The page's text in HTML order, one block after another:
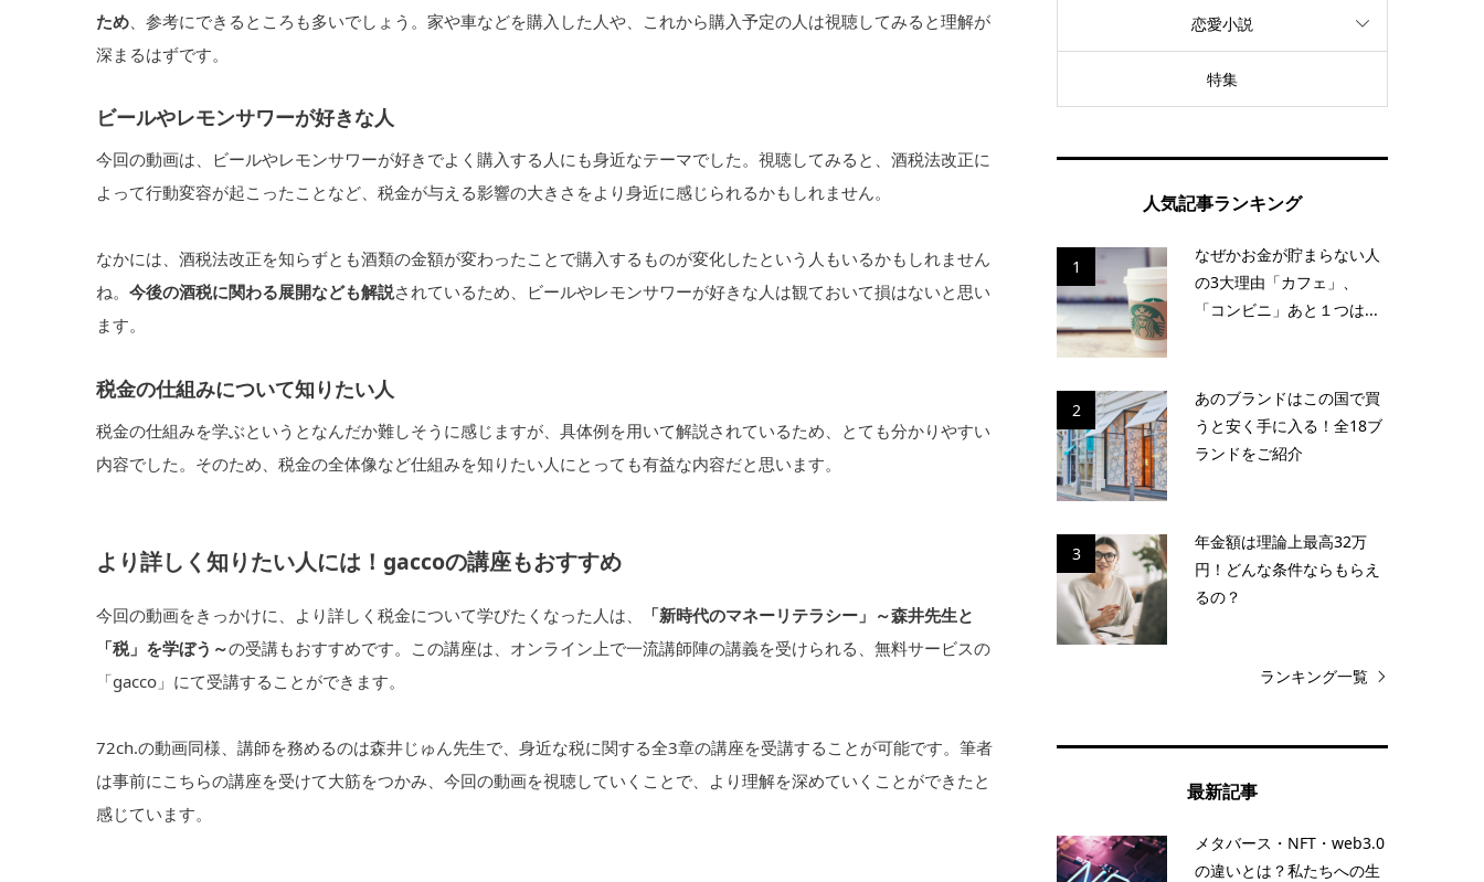
ため 、参考にできるところも多いでしょう。家や車などを購入した人や、これから購入予定の人は視聴してみると理解が
深まるはずです。
ビールやレモンサワーが好きな人
今回の動画は、ビールやレモンサワーが好きでよく購入する人にも身近なテーマでした。視聴してみると、酒税法改正に
よって行動変容が起こったことなど、税金が与える影響の大きさをより身近に感じられるかもしれません。
なかには、酒税法改正を知らずとも酒類の金額が変わったことで購入するものが変化したという人もいるかもしれません
ね。 今後の酒税に関わる展開なども解説されているため、ビールやレモンサワーが好きな人は観ておいて損はないと思い
ます。
税金の仕組みについて知りたい人
税金の仕組みを学ぶというとなんだか難しそうに感じますが、具体例を用いて解説されているため、とても分かりやすい
内容でした。そのため、税金の全体像など仕組みを知りたい人にとっても有益な内容だと思います。
より詳しく知りたい人には！gaccoの講座もおすすめ
今回の動画をきっかけに、より詳しく税金について学びたくなった人は、
「新時代のマネーリテラシー」～森井先生と
「税」を学ぼう～の受講もおすすめです。この講座は、オンライン上で一流講師陣の講義を受けられる、無料サービスの
「gacco」にて受講することができます。
72ch.の動画同様、講師を務めるのは森井じゅん先生で、身近な税に関する全3章の講座を受講することが可能です。筆者
は事前にこちらの講座を受けて大筋をつかみ、今回の動画を視聴していくことで、より理解を深めていくことができたと
感じています。
恋愛小説
特集
人気記事ランキング
1
なぜかお金が貯まらない人
の3大理由「カフェ」、
「コンビニ」あと１つは...
2
あのブランドはこの国で買
うと安く手に入る！全18ブ
ランドをご紹介
3
年金額は理論上最高32万
円！どんな条件ならもらえ
るの？
ランキング一覧
最新記事
メタバース・NFT・web3.0
の違いとは？私たちへの生